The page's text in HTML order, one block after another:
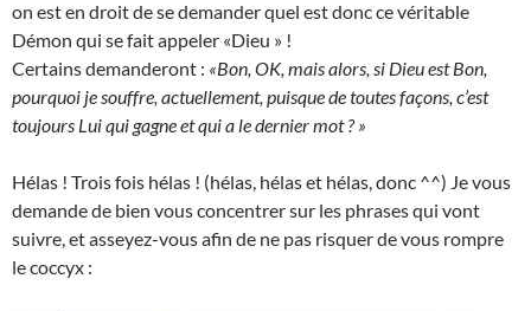
on est en droit de se demander quel est donc ce véritable
Démon qui se fait appeler «Dieu » !
Certains demanderont : «Bon, OK, mais alors, si Dieu est Bon,
pourquoi je souffre, actuellement, puisque de toutes façons, c’est
toujours Lui qui gagne et qui a le dernier mot ? »
Hélas ! Trois fois hélas ! (hélas, hélas et hélas, donc ^^) Je vous
demande de bien vous concentrer sur les phrases qui vont
suivre, et asseyez-vous afin de ne pas risquer de vous rompre
le coccyx :